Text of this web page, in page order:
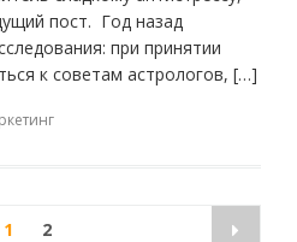
пост. Год назад
при принятии
к советам астрологов, […]
1 2